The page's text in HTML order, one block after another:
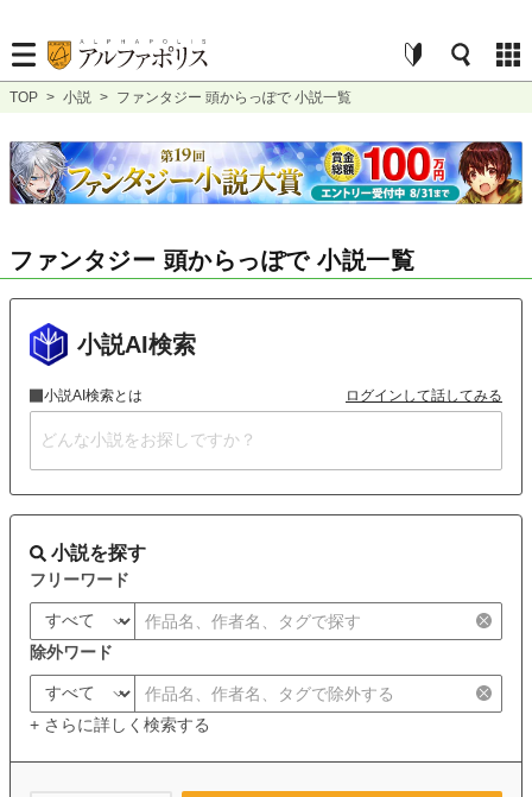
TOP > 小説 > ファンタジー 頭からっぽで 小説一覧
ファンタジー 頭からっぽで 小説一覧
小説AI検索
小説AI検索とは ログインして話してみる
小説を探す
フリーワード
除外ワード
+ さらに詳しく検索する